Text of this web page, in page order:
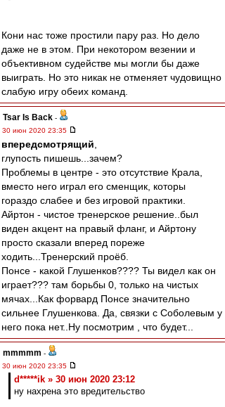
Кони нас тоже простили пару раз. Но дело
даже не в этом. При некотором везении и
объективном судействе мы могли бы даже
выиграть. Но это никак не отменяет чудовищно
слабую игру обеих команд.
Tsar Is Back -
30 июн 2020 23:35
впередсмотрящий
глупость пишешь...зачем?
Проблемы в центре - это отсутствие Крала,
вместо него играл его сменщик, которы
гораздо слабее и без игровой практики.
Айртон - чистое тренерское решение..был
виден акцент на правый фланг, и Айртону
просто сказали вперед пореже
ходить...Тренерский проёб.
Понсе - какой Глушенков???? Ты видел как он
играет??? там борьбы 0, только на чистых
мячах...Как форвард Понсе значительно
сильнее Глушенкова. Да, связки с Соболевым у
него пока нет..Ну посмотрим , что будет...
mmmmm -
30 июн 2020 23:35
d*****ik » 30 июн 2020 23:12
ну нахрена это вредительство